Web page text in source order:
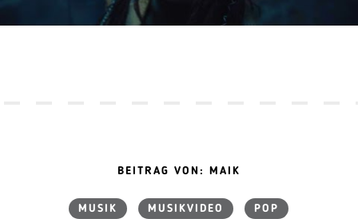
BEITRAG VON: MAIK
MUSIK MUSIKVIDEO POP